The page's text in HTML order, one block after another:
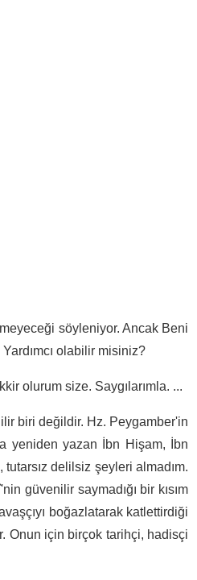
söyleniyor. Ancak Beni
olabilir misiniz?
olurum size. Saygılarımla. ...
biri değildir. Hz. Peygamber'in
yeniden yazan İbn Hişam, İbn
delilsiz şeyleri almadım.
güvenilir saymadığı bir kısım
boğazlatarak katlettirdiği
Onun için birçok tarihçi, hadisçi